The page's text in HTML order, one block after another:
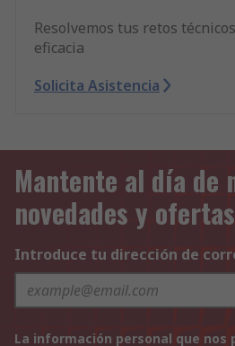
Resolvemos tus retos
eficacia
Solicita Asistencia
Mantente al día de
novedades y ofertas
Introduce tu dirección de
La información personal que nos